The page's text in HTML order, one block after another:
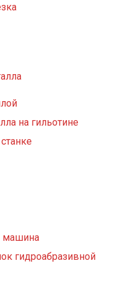
на гильотине
машина
гидроабразивной